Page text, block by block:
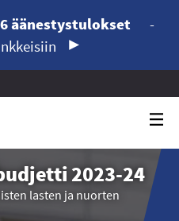
äänestystulokset
-
2023-24
lasten ja nuorten